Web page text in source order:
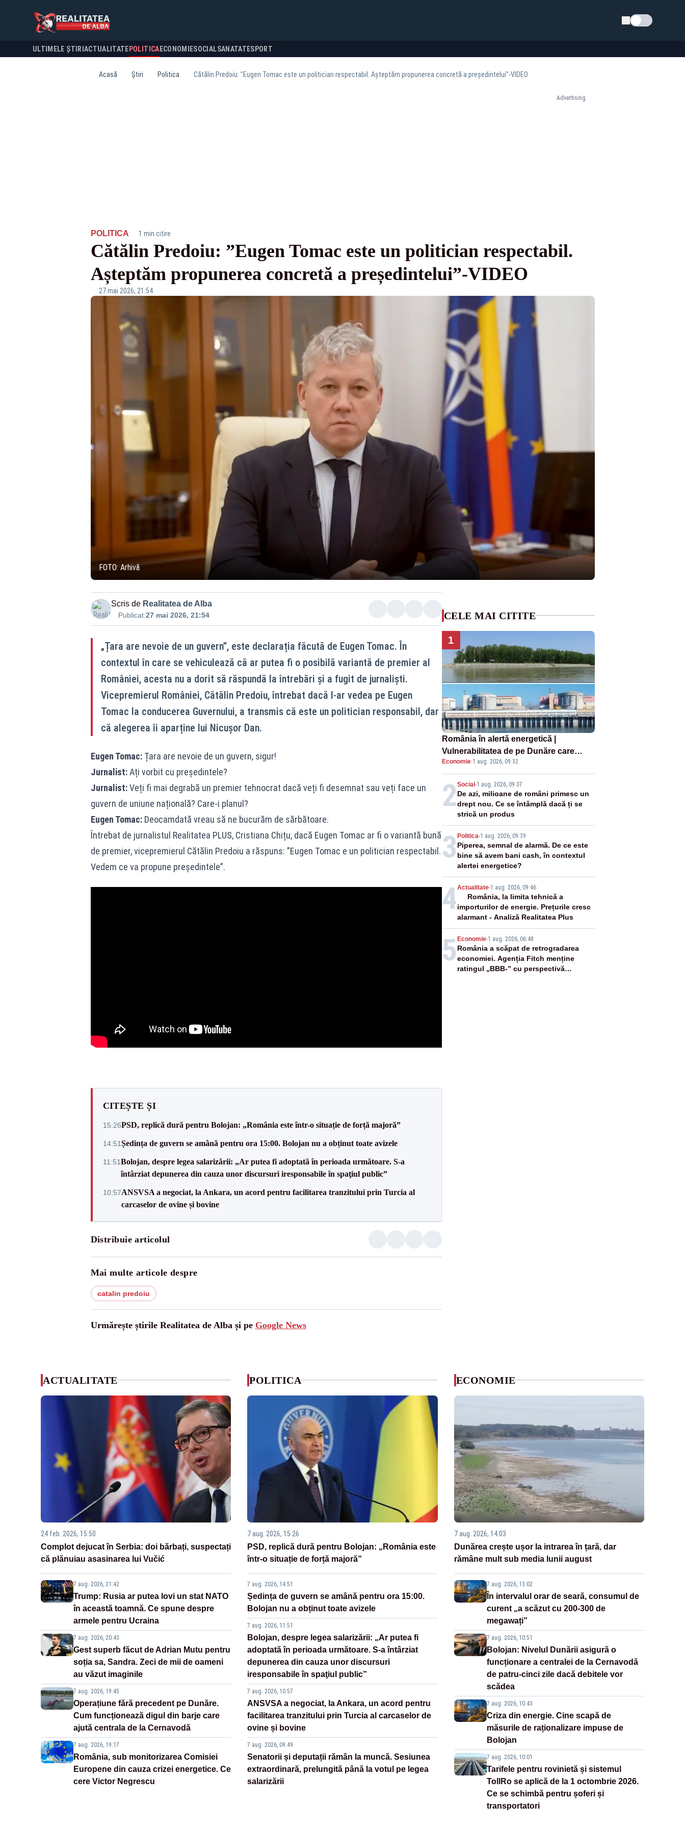
Schimba tema
ULTIMELE ȘTIRI ACTUALITATE POLITICA ECONOMIESOCIALSANATATESPORT
Acasă Știri Politica Cătălin Predoiu: ”Eugen Tomac este un politician respectabil. Așteptăm propunerea concretă a președintelui”-VIDEO
Advertising
POLITICA· 1 min citire
Cătălin Predoiu: ”Eugen Tomac este un politician respectabil.
Așteptăm propunerea concretă a președintelui”-VIDEO
27 mai 2026, 21:54
FOTO: Arhivă
Scris de Realitatea de Alba
Publicat:27 mai 2026, 21:54
„Țara are nevoie de un guvern”, este declarația făcută de Eugen Tomac. În
contextul în care se vehiculează că ar putea fi o posibilă variantă de premier al
României, acesta nu a dorit să răspundă la întrebări și a fugit de jurnaliști.
Vicepremierul României, Cătălin Predoiu, întrebat dacă l-ar vedea pe Eugen
Tomac la conducerea Guvernului, a transmis că este un politician responsabil, dar
că alegerea îi aparține lui Nicușor Dan.
Eugen Tomac:Țara are nevoie de un guvern, sigur!
Jurnalist:Ați vorbit cu președintele?
Jurnalist:Veți fi mai degrabă un premier tehnocrat dacă veți fi desemnat sau veți face un
guvern de uniune națională? Care-i planul?
Eugen Tomac:Deocamdată vreau să ne bucurăm de sărbătoare.
Întrebat de jurnalistul Realitatea PLUS, Cristiana Chițu, dacă Eugen Tomac ar fi o variantă bună
de premier, vicepremierul Cătălin Predoiu a răspuns: ”Eugen Tomac e un politician respectabil.
Vedem ce va propune președintele”.
CITEȘTE ȘI
15:26PSD, replică dură pentru Bolojan: „România este într-o situație de forță majoră”
14:51Ședința de guvern se amână pentru ora 15:00. Bolojan nu a obținut toate avizele
11:51Bolojan, despre legea salarizării: „Ar putea fi adoptată în perioada următoare. S-a
întârziat depunerea din cauza unor discursuri iresponsabile în spaţiul public”
10:57ANSVSA a negociat, la Ankara, un acord pentru facilitarea tranzitului prin Turcia al
carcaselor de ovine și bovine
Distribuie articolul
Mai multe articole despre
catalin predoiu
Urmărește știrile Realitatea de Alba și pe Google News
CELE MAI CITITE
1
România în alertă energetică |
Vulnerabilitatea de pe Dunăre care
pune în pericol Centrala Cernavodă era
cunoscută de pe vremea lui Ceaușescu
Economie·1 aug. 2026, 09:32
2Social-1 aug. 2026, 09:37
De azi, milioane de români primesc un
drept nou. Ce se întâmplă dacă ți se
strică un produs
3 Politica-1 aug. 2026, 09:39
Piperea, semnal de alarmă. De ce este
bine să avem bani cash, în contextul
alertei energetice?
4Actualitate-1 aug. 2026, 09:46
România, la limita tehnică a
importurilor de energie. Prețurile cresc
alarmant - Analiză Realitatea Plus
5 Economie-1 aug. 2026, 06:48
România a scăpat de retrogradarea
economiei. Agenția Fitch menține
ratingul „BBB-” cu perspectivă
ACTUALITATE
24 feb. 2026, 15:50
Complot dejucat în Serbia: doi bărbați, suspectați
că plănuiau asasinarea lui Vučić
7 aug. 2026, 21:42
Trump: Rusia ar putea lovi un stat NATO
în această toamnă. Ce spune despre
armele pentru Ucraina
7 aug. 2026, 20:43
Gest superb făcut de Adrian Mutu pentru
soția sa, Sandra. Zeci de mii de oameni
au văzut imaginile
7 aug. 2026, 19:45
Operațiune fără precedent pe Dunăre.
Cum funcționează digul din barje care
ajută centrala de la Cernavodă
7 aug. 2026, 19:17
România, sub monitorizarea Comisiei
Europene din cauza crizei energetice. Ce
cere Victor Negrescu
POLITICA
7 aug. 2026, 15:26
PSD, replică dură pentru Bolojan: „România este
într-o situație de forță majoră”
7 aug. 2026, 14:51
Ședința de guvern se amână pentru ora 15:00.
Bolojan nu a obținut toate avizele
7 aug. 2026, 11:51
Bolojan, despre legea salarizării: „Ar putea fi
adoptată în perioada următoare. S-a întârziat
depunerea din cauza unor discursuri
iresponsabile în spaţiul public”
7 aug. 2026, 10:57
ANSVSA a negociat, la Ankara, un acord pentru
facilitarea tranzitului prin Turcia al carcaselor de
ovine și bovine
7 aug. 2026, 09:49
Senatorii și deputații rămân la muncă. Sesiunea
extraordinară, prelungită până la votul pe legea
salarizării
ECONOMIE
7 aug. 2026, 14:03
Dunărea crește ușor la intrarea în țară, dar
rămâne mult sub media lunii august
7 aug. 2026, 13:02
În intervalul orar de seară, consumul de
curent „a scăzut cu 200-300 de
megawați”
7 aug. 2026, 10:51
Bolojan: Nivelul Dunării asigură o
funcționare a centralei de la Cernavodă
de patru-cinci zile dacă debitele vor
scădea
7 aug. 2026, 10:43
Criza din energie. Cine scapă de
măsurile de raționalizare impuse de
Bolojan
7 aug. 2026, 10:01
Tarifele pentru rovinietă și sistemul
TollRo se aplică de la 1 octombrie 2026.
Ce se schimbă pentru șoferi și
transportatori